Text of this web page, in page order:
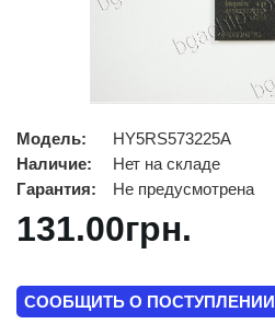
Модель:
HY5RS573225A
Наличие:
Нет на складе
Гарантия:
Не предусмотрена
131.00грн.
СООБЩИТЬ О ПОСТУПЛЕНИИ